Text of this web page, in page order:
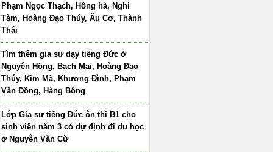
Phạm Ngọc Thạch, Hồng hà, Nghi
Tàm, Hoàng Đạo Thúy, Âu Cơ, Thành
Thái
Tìm thêm gia sư dạy tiếng Đức ở
Nguyên Hồng, Bạch Mai, Hoàng Đạo
Thúy, Kim Mã, Khương Đình, Phạm
Văn Đồng, Hàng Bông
Lớp Gia sư tiếng Đức ôn thi B1 cho
sinh viên năm 3 có dự định đi du học
ở Nguyễn Văn Cừ